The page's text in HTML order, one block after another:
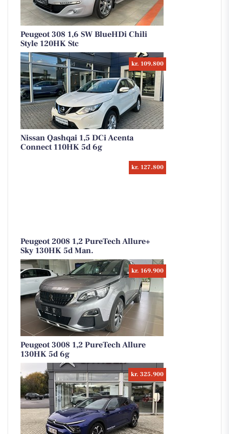
Peugeot 308 1,6 SW BlueHDi Chili
Style 120HK Stc
kr. 109.800
Nissan Qashqai 1,5 DCi Acenta
Connect 110HK 5d 6g
kr. 127.800
Peugeot 2008 1,2 PureTech Allure+
Sky 130HK 5d Man.
kr. 169.900
Peugeot 3008 1,2 PureTech Allure
130HK 5d 6g
kr. 325.900